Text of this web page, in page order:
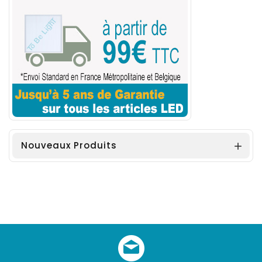
Nouveaux Produits 